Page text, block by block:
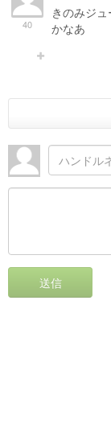
40
きのみジ
かなあ
送信